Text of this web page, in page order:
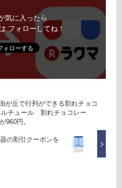
気に入ったら
フォローしてね！
が丘で行列ができる割れチョコ
ルチュール 割れチョコレー
960円。
の割引クーポンを